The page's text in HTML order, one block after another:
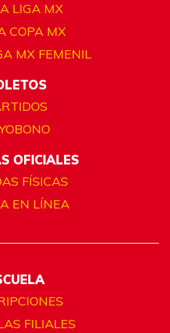
LIGA MX
COPA MX
MX FEMENIL
OFICIALES
FÍSICAS
EN LÍNEA
FILIALES